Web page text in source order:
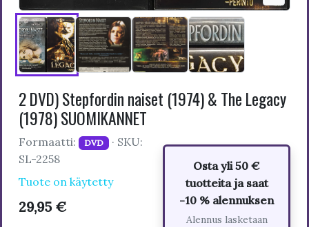
2 DVD) Stepfordin naiset (1974) & The Legacy
(1978) SUOMIKANNET
Formaatti: DVD · SKU:
SL-2258
Tuote on käytetty
29,95 €
Osta yli 50 €
tuotteita ja saat
-10 % alennuksen
Alennus lasketaan